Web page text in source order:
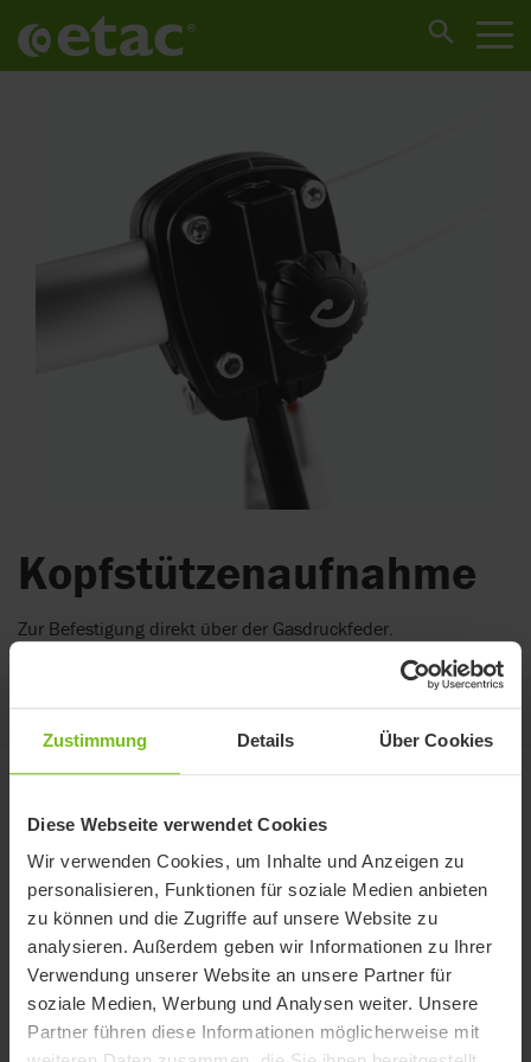
Zustimmung Details Über Cookies
Diese Webseite verwendet Cookies
Wir verwenden Cookies, um Inhalte und Anzeigen zu
personalisieren, Funktionen für soziale Medien anbieten
zu können und die Zugriffe auf unsere Website zu
analysieren. Außerdem geben wir Informationen zu Ihrer
Verwendung unserer Website an unsere Partner für
soziale Medien, Werbung und Analysen weiter. Unsere
Partner führen diese Informationen möglicherweise mit
Kopfstützenaufnahme
Zur Befestigung direkt über der Gasdruckfeder.
Auf dieser Seite
Eine Größe
Kompatibel mit R82 Combi Frame:x